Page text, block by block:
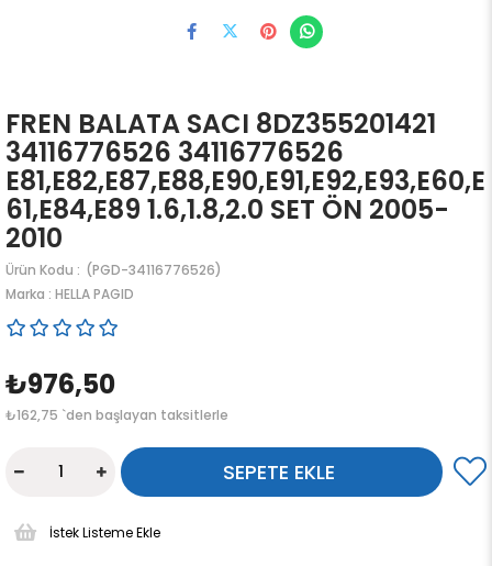
FREN BALATA SACI 8DZ355201421
34116776526 34116776526
E81,E82,E87,E88,E90,E91,E92,E93,E60,E
61,E84,E89 1.6,1.8,2.0 SET ÖN 2005-
2010
(PGD-34116776526)
Marka : HELLA PAGID
₺976,50
₺162,75 `den başlayan taksitlerle
İstek Listeme Ekle